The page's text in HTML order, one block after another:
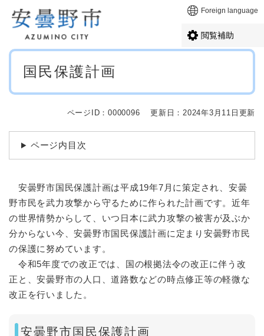
メニューを飛ばして本文へ Foreign language
閲覧補助
本
国民保護計画
ページID：0000096 更新日：2024年3月11日更新
ページ内目次
安曇野市国民保護計画は平成19年7月に策定され、安曇
野市民を武力攻撃から守るために作られた計画です。近年
の世界情勢からして、いつ日本に武力攻撃の被害が及ぶか
分からない今、安曇野市国民保護計画に定まり安曇野市民
の保護に努めています。
令和5年度での改正では、国の根拠法令の改正に伴う改
正と、安曇野市の人口、道路数などの時点修正等の軽微な
改正を行いました。
安曇野市国民保護計画